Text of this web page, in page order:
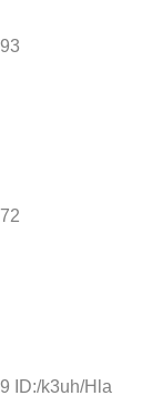
ID:/k3uh/Hla